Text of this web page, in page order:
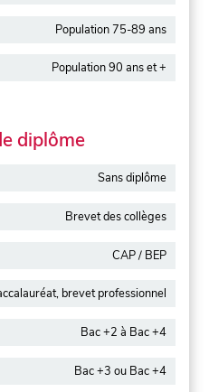
Population 75-89 ans
Population 90 ans et +
diplôme
Sans diplôme
Brevet des collèges
CAP / BEP
brevet professionnel
Bac +2 à Bac +4
Bac +3 ou Bac +4